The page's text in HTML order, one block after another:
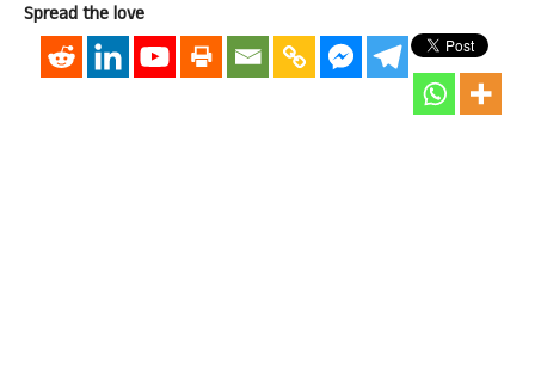
Spread the love